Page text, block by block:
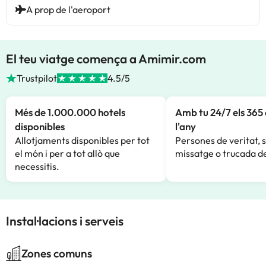
A prop de l'aeroport
El teu viatge comença a Amimir.com
Trustpilot 4.5/5
Més de 1.000.000 hotels
disponibles
Allotjaments disponibles per tot
el món i per a tot allò que
necessitis.
Amb tu 24/7 els 365
l'any
Persones de veritat,
missatge o trucada
Instal·lacions i serveis
Zones comuns